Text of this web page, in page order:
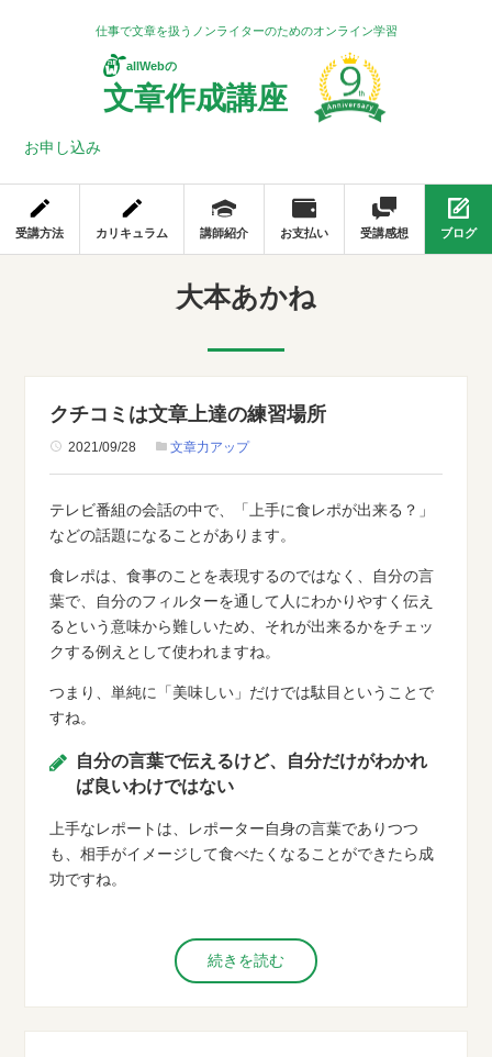
仕事で文章を扱うノンライターのためのオンライン学習
allWebの
文章作成講座
お申し込み
受講方法 カリキュラム 講師紹介 お支払い 受講感想 ブログ
大本あかね
クチコミは文章上達の練習場所
2021/09/28 文章力アップ
テレビ番組の会話の中で、「上手に食レポが出来る？」
などの話題になることがあります。
食レポは、食事のことを表現するのではなく、自分の言
葉で、自分のフィルターを通して人にわかりやすく伝え
るという意味から難しいため、それが出来るかをチェッ
クする例えとして使われますね。
つまり、単純に「美味しい」だけでは駄目ということで
すね。
自分の言葉で伝えるけど、自分だけがわかれ
ば良いわけではない
上手なレポートは、レポーター自身の言葉でありつつ
も、相手がイメージして食べたくなることができたら成
功ですね。
続きを読む